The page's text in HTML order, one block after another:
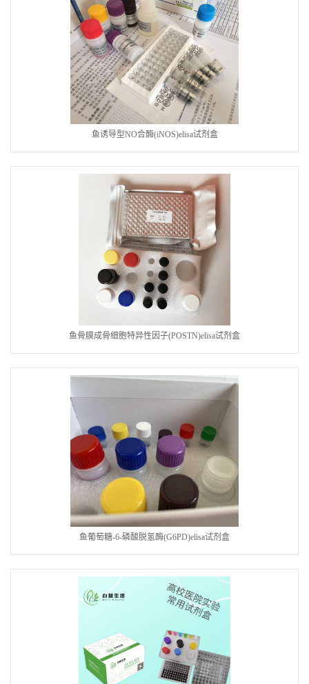
鱼诱导型NO合酶(iNOS)elisa试剂盒
鱼骨膜成骨细胞特异性因子(POSTN)elisa试剂盒
鱼葡萄糖-6-磷酸脱氢酶(G6PD)elisa试剂盒